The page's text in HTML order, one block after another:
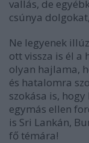
vallás, de
csúnya dolgokat,
Ne legyenek
ott vissza is él a
olyan hajlama,
és hatalomra
szokása is,
egymás ellen
is Sri Lankán,
fő témára!